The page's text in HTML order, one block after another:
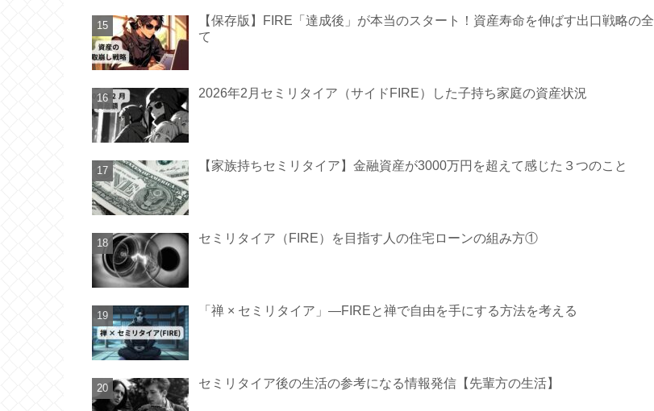
【保存版】FIRE「達成後」が本当のスタート！資産寿命を伸ばす出口戦略の全
て
2026年2月セミリタイア（サイドFIRE）した子持ち家庭の資産状況
【家族持ちセミリタイア】金融資産が3000万円を超えて感じた３つのこと
セミリタイア（FIRE）を目指す人の住宅ローンの組み方①
「禅 × セミリタイア」—FIREと禅で自由を手にする方法を考える
セミリタイア後の生活の参考になる情報発信【先輩方の生活】